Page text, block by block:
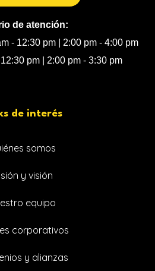
de atención:
- 12:30 pm | 2:00 pm - 4:00 pm
pm | 2:00 pm - 3:30 pm
de interés
somos
y visión
equipo
corporativos
y alianzas